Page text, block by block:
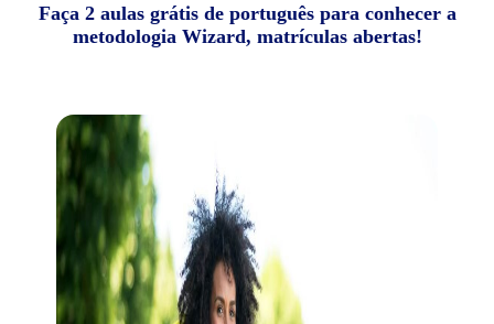
Faça 2 aulas grátis de português para conhecer a
metodologia Wizard, matrículas abertas!